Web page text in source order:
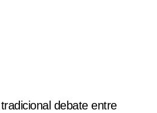
debate entre